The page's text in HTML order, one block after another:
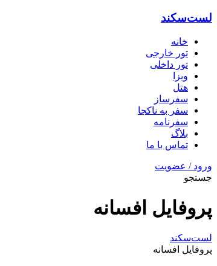
لست‌سکند
خانه
تور خارجی
تور داخلی
ویزا
هتل‌
سفرساز
سفر به ناکجا
سفرنامه
بلاگ
تماس با ما
ورود / عضویت
جستجو
پروفایل افسانه
لست‌سکند
پروفایل افسانه